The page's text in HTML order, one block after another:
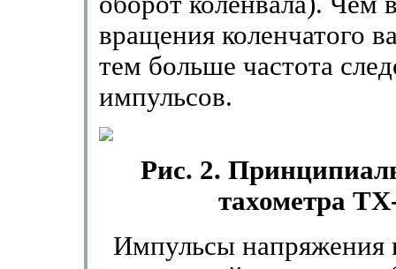
вращения коленчатого
тем больше частота
импульсов.
Рис. 2.
тахометра
Импульсы напряжения